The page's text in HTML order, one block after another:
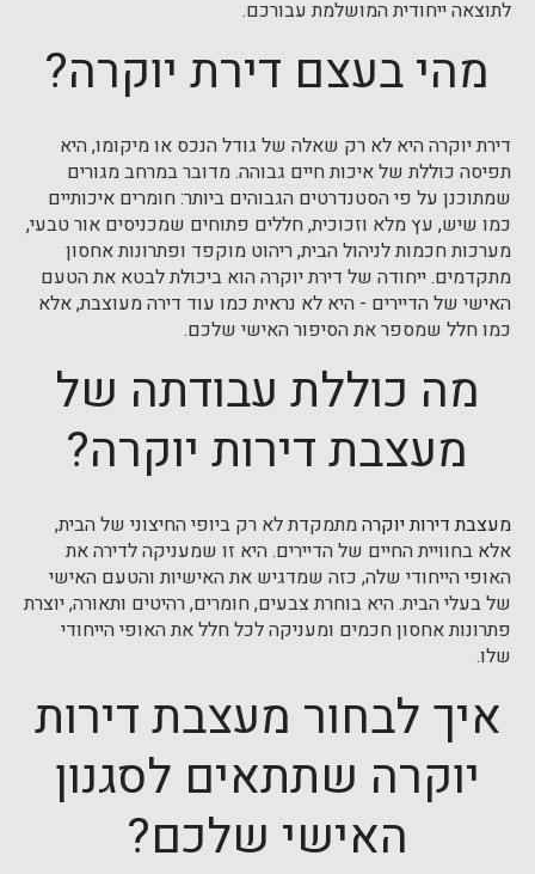
לתוצאה ייחודית המושלמת עבורכם.
מהי בעצם דירת יוקרה?
דירת יוקרה היא לא רק שאלה של גודל הנכס או מיקומו, היא
תפיסה כוללת של איכות חיים גבוהה. מדובר במרחב מגורים
שמתוכנן על פי הסטנדרטים הגבוהים ביותר: חומרים איכותיים
כמו שיש, עץ מלא וזכוכית, חללים פתוחים שמכניסים אור טבעי,
מערכות חכמות לניהול הבית, ריהוט מוקפד ופתרונות אחסון
מתקדמים. ייחודה של דירת יוקרה הוא ביכולת לבטא את הטעם
האישי של הדיירים - היא לא נראית כמו עוד דירה מעוצבת, אלא
כמו חלל שמספר את הסיפור האישי שלכם.
מה כוללת עבודתה של
מעצבת דירות יוקרה?
מעצבת דירות יוקרהמתמקדת לא רק ביופי החיצוני של הבית,
אלא בחוויית החיים של הדיירים. היא זו שמעניקה לדירה את
האופי הייחודי שלה, כזה שמדגיש את האישיות והטעם האישי
של בעלי הבית. היא בוחרת צבעים, חומרים, רהיטים ותאורה, יוצרת
פתרונות אחסון חכמים ומעניקה לכל חלל את האופי הייחודי
שלו.
איך לבחור מעצבת דירות
יוקרה שתתאים לסגנון
האישי שלכם?